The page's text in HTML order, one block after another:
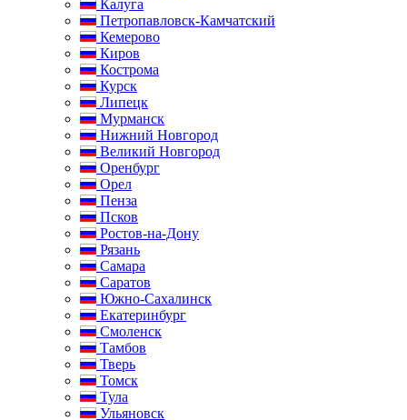
Калуга
Петропавловск-Камчатский
Кемерово
Киров
Кострома
Курск
Липецк
Мурманск
Нижний Новгород
Великий Новгород
Оренбург
Орел
Пенза
Псков
Ростов-на-Дону
Рязань
Самара
Саратов
Южно-Сахалинск
Екатеринбург
Смоленск
Тамбов
Тверь
Томск
Тула
Ульяновск